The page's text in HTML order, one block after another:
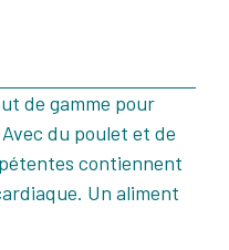
de gamme pour
du poulet et de
contiennent
Un aliment